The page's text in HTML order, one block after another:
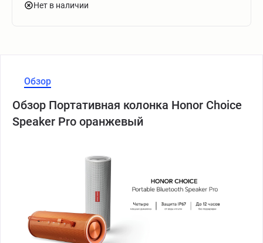
Нет в наличии
Обзор
Обзор Портативная колонка Honor Choice
Speaker Pro оранжевый